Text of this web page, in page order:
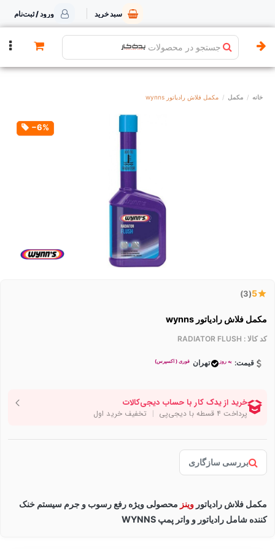
سبد خرید ورود / ثبت‌نام
جستجو در محصولات
خانه مکمل مکمل فلاش رادیاتور wynns
‎−6%
5
(3)
مکمل فلاش رادیاتور wynns
کد کالا : RADIATOR FLUSH
قیمت: به روز تهران فوری ( اکسپرس)
بررسی سازگاری
مکمل فلاش رادیاتور وینز محصولی ویژه رفع رسوب و جرم سیستم خنک
کننده شامل رادیاتور و واتر پمپ WYNNS